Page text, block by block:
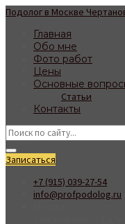
Подолог в Москве
Главная
Обо мне
Фото работ
Цены
Основные
Статьи
Контакты
Записаться
+7 (915) 039-27-54
info@profpodolog.ru